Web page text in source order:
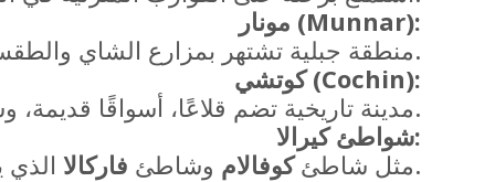
مونار (Munnar):
منطقة جبلية تشتهر بمزارع الشاي والطقس البارد.
كوتشي (Cochin):
مدينة تاريخية تضم قلاعًا، أسواقًا قديمة، وشبكات صيد صينية.
شواطئ كيرالا:
مثل شاطئكوفالام وشاطئ فاركالا الذي يتميز بمنحدراته المدهشة.